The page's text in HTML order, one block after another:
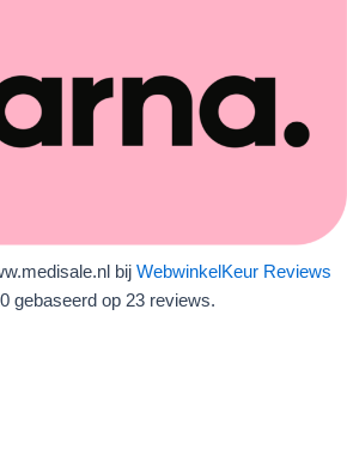
bij WebwinkelKeur Reviews
gebaseerd op 23 reviews.